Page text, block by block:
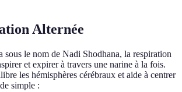
Alternée
sous le nom de Nadi Shodhana, la respiration
et expirer à travers une narine à la fois.
les hémisphères cérébraux et aide à centrer
simple :